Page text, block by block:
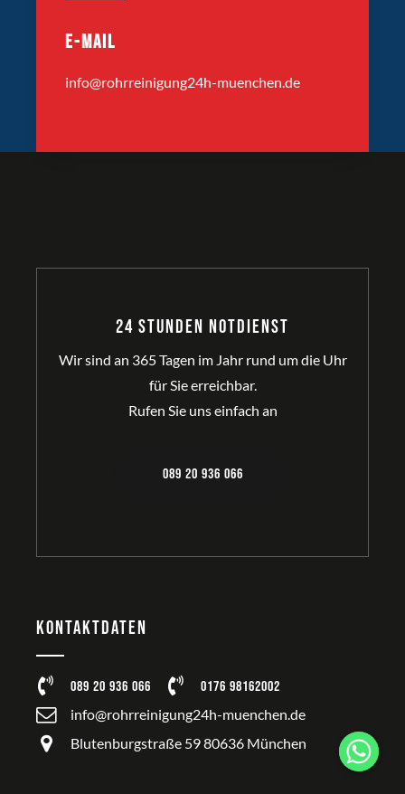
E-MAIL
info@rohrreinigung24h-muenchen.de
24 Stunden Notdienst
Wir sind an 365 Tagen im Jahr rund um die Uhr
für Sie erreichbar.
Rufen Sie uns einfach an
089 20 936 066
Kontaktdaten
089 20 936 066
0176 98162002
info@rohrreinigung24h-muenchen.de
Blutenburgstraße 59 80636 München